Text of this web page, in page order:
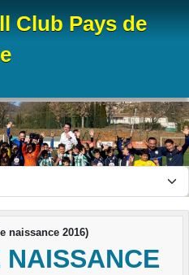
Club Pays de
naissance 2016)
NAISSANCE